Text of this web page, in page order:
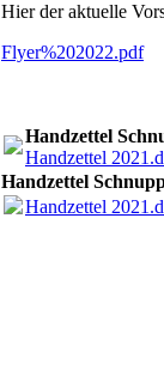
Hier der aktuelle
Flyer%202022.pdf
Handzettel
Handzettel
Handzettel
Handzettel